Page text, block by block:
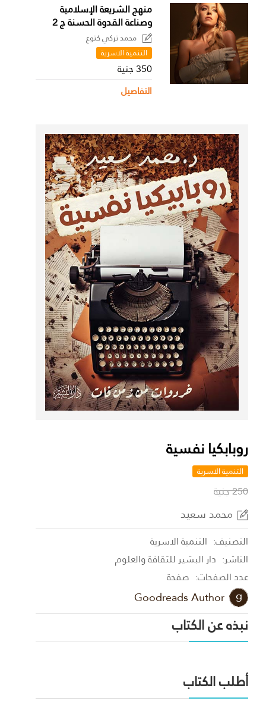
منهج الشريعة الإسلامية
وصناعة القدوة الحسنة ج 2
محمد تركي كتوع
التنمية الاسرية
350 جنية
التفاصيل
روبابكيا نفسية
التنمية الاسرية
250 جنية
محمد سعيد
التصنيف: التنمية الاسرية
الناشر: دار البشير للثقافة والعلوم
عدد الصفحات: صفحة
Goodreads Author
نبذه عن الكتاب
أطلب الكتاب